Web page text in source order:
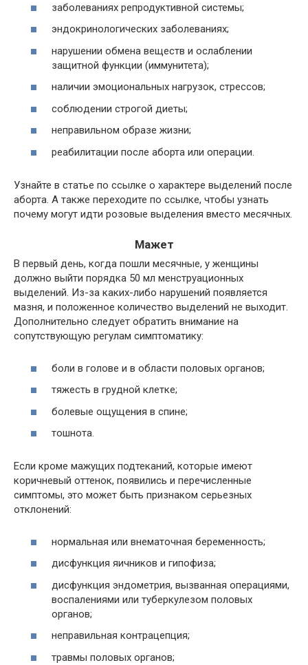
заболеваниях репродуктивной системы;
эндокринологических заболеваниях;
нарушении обмена веществ и ослаблении
защитной функции (иммунитета);
наличии эмоциональных нагрузок, стрессов;
соблюдении строгой диеты;
неправильном образе жизни;
реабилитации после аборта или операции.
Узнайте в статье по ссылке о характере выделений после
аборта. А также переходите по ссылке, чтобы узнать
почему могут идти розовые выделения вместо месячных.
Мажет
В первый день, когда пошли месячные, у женщины
должно выйти порядка 50 мл менструационных
выделений. Из-за каких-либо нарушений появляется
мазня, и положенное количество выделений не выходит.
Дополнительно следует обратить внимание на
сопутствующую регулам симптоматику:
боли в голове и в области половых органов;
тяжесть в грудной клетке;
болевые ощущения в спине;
тошнота.
Если кроме мажущих подтеканий, которые имеют
коричневый оттенок, появились и перечисленные
симптомы, это может быть признаком серьезных
отклонений:
нормальная или внематочная беременность;
дисфункция яичников и гипофиза;
дисфункция эндометрия, вызванная операциями,
воспалениями или туберкулезом половых
органов;
неправильная контрацепция;
травмы половых органов;